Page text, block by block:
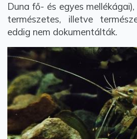
Duna fő- és egyes
természetes, illetve
eddig nem dokumentálták.